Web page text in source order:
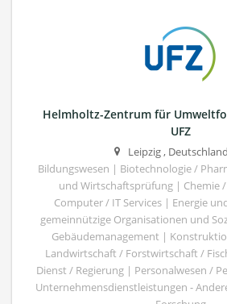
Helmholtz-Zentrum für
UFZ
Leipzig, Deutschland
Bildungswesen | Biotechnologie /
und Wirtschaftsprüfung | Chemie
Computer / IT Services | Energie
gemeinnützige Organisationen und
Gebäudemanagement |
Landwirtschaft / Forstwirtschaft /
Dienst / Regierung | Personalwesen /
Unternehmensdienstleistungen -